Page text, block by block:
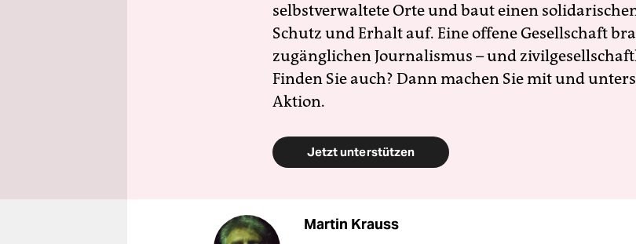
selbstverwaltete Orte und baut einen
Schutz und Erhalt auf. Eine offene Gesellschaft
zugänglichen Journalismus – und
Finden Sie auch? Dann machen Sie mit und
Aktion.
Jetzt unterstützen
Martin Krauss